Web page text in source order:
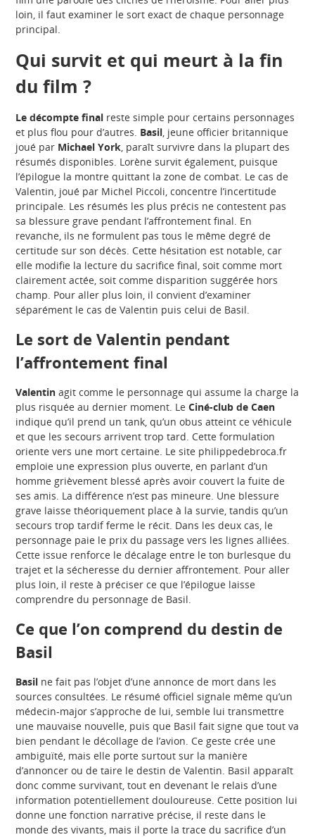
loin, il faut examiner le sort exact de chaque personnage
principal.
Qui survit et qui meurt à la fin
du film ?
Le décompte final reste simple pour certains personnages
et plus flou pour d’autres. Basil, jeune officier britannique
joué par Michael York, paraît survivre dans la plupart des
résumés disponibles. Lorène survit également, puisque
l’épilogue la montre quittant la zone de combat. Le cas de
Valentin, joué par Michel Piccoli, concentre l’incertitude
principale. Les résumés les plus précis ne contestent pas
sa blessure grave pendant l’affrontement final. En
revanche, ils ne formulent pas tous le même degré de
certitude sur son décès. Cette hésitation est notable, car
elle modifie la lecture du sacrifice final, soit comme mort
clairement actée, soit comme disparition suggérée hors
champ. Pour aller plus loin, il convient d’examiner
séparément le cas de Valentin puis celui de Basil.
Le sort de Valentin pendant
l’affrontement final
Valentin agit comme le personnage qui assume la charge la
plus risquée au dernier moment. LeCiné-club de Caen
indique qu’il prend un tank, qu’un obus atteint ce véhicule
et que les secours arrivent trop tard. Cette formulation
oriente vers une mort certaine. Le site philippedebroca.fr
emploie une expression plus ouverte, en parlant d’un
homme grièvement blessé après avoir couvert la fuite de
ses amis. La différence n’est pas mineure. Une blessure
grave laisse théoriquement place à la survie, tandis qu’un
secours trop tardif ferme le récit. Dans les deux cas, le
personnage paie le prix du passage vers les lignes alliées.
Cette issue renforce le décalage entre le ton burlesque du
trajet et la sécheresse du dernier affrontement. Pour aller
plus loin, il reste à préciser ce que l’épilogue laisse
comprendre du personnage de Basil.
Ce que l’on comprend du destin de
Basil
Basil ne fait pas l’objet d’une annonce de mort dans les
sources consultées. Le résumé officiel signale même qu’un
médecin-major s’approche de lui, semble lui transmettre
une mauvaise nouvelle, puis que Basil fait signe que tout va
bien pendant le décollage de l’avion. Ce geste crée une
ambiguïté, mais elle porte surtout sur la manière
d’annoncer ou de taire le destin de Valentin. Basil apparaît
donc comme survivant, tout en devenant le relais d’une
information potentiellement douloureuse. Cette position lui
donne une fonction narrative précise, il reste dans le
monde des vivants, mais il porte la trace du sacrifice d’un